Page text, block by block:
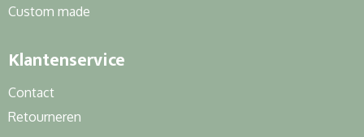
Custom made
Klantenservice
Contact
Retourneren